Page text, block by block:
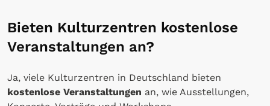
Bieten Kulturzentren kostenlose
Veranstaltungen an?
Ja, viele Kulturzentren in Deutschland bieten
kostenlose Veranstaltungen an, wie Ausstellungen,